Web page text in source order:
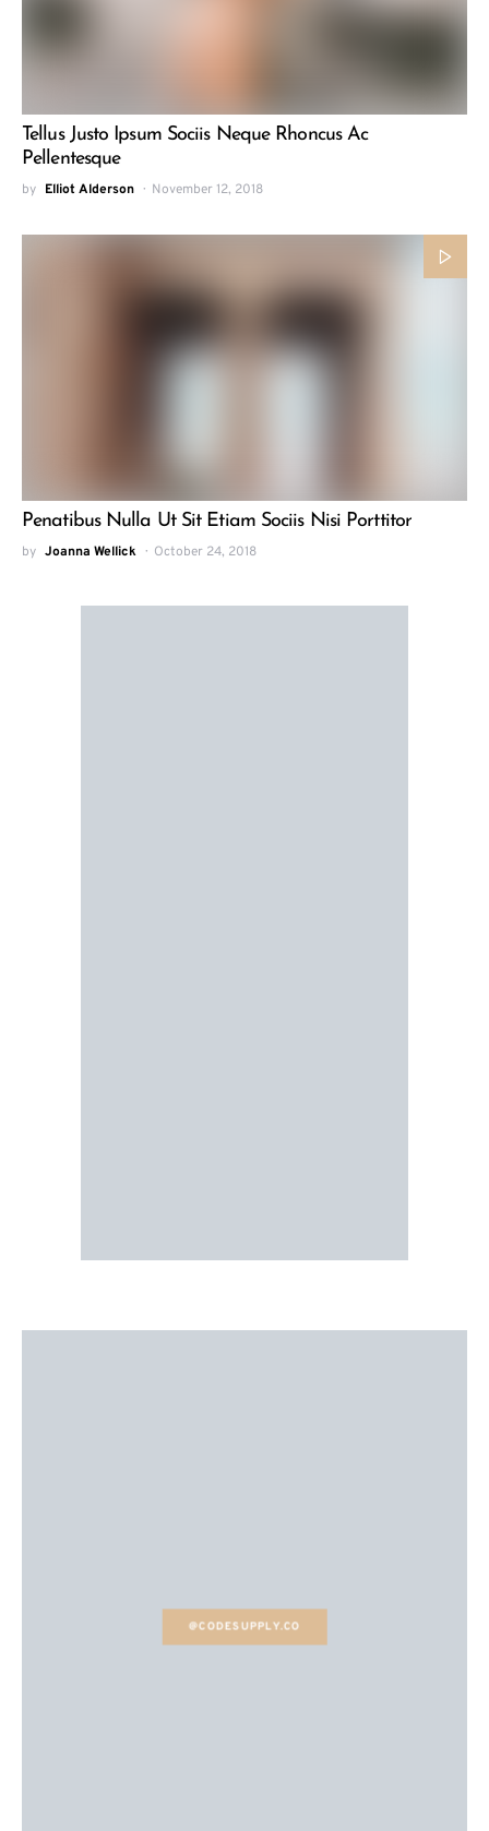
Tellus Justo Ipsum Sociis Neque Rhoncus Ac
Pellentesque
by Elliot Alderson November 12, 2018
Penatibus Nulla Ut Sit Etiam Sociis Nisi Porttitor
by Joanna Wellick October 24, 2018
@CODESUPPLY.CO